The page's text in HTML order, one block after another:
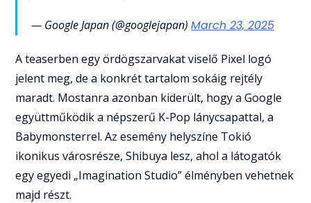
— Google Japan (@googlejapan)March 23, 2025
A teaserben egy ördögszarvakat viselő Pixel logó
jelent meg, de a konkrét tartalom sokáig rejtély
maradt. Mostanra azonban kiderült, hogy a Google
együttműködik a népszerű K-Pop lánycsapattal, a
Babymonsterrel. Az esemény helyszíne Tokió
ikonikus városrésze, Shibuya lesz, ahol a látogatók
egy egyedi „Imagination Studio” élményben vehetnek
majd részt.